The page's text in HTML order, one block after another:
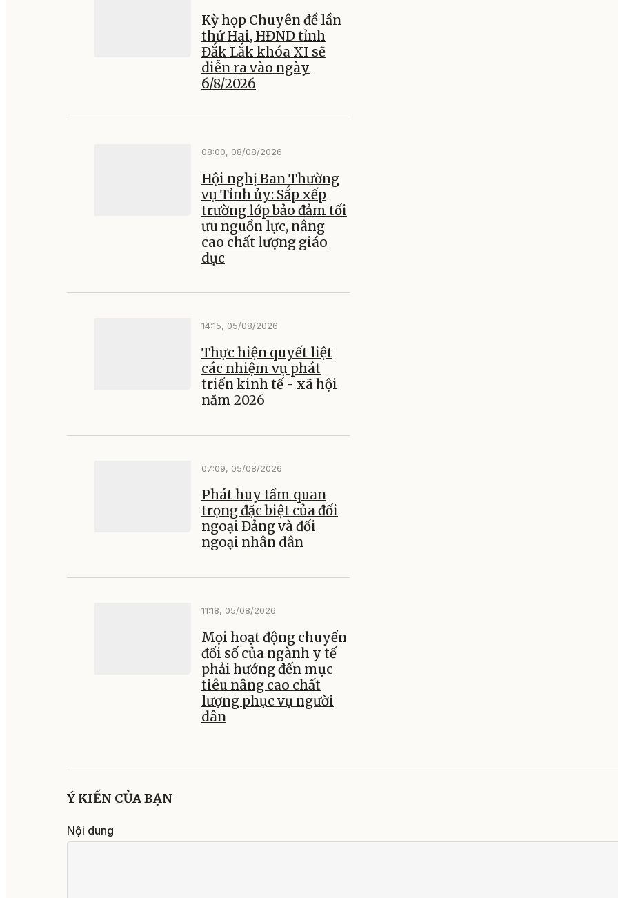
Kỳ họp Chuyên đề lần
thứ Hai, HĐND tỉnh
Đắk Lắk khóa XI sẽ
diễn ra vào ngày
6/8/2026
08:00, 08/08/2026
Hội nghị Ban Thường
vụ Tỉnh ủy: Sắp xếp
trường lớp bảo đảm tối
ưu nguồn lực, nâng
cao chất lượng giáo
dục
14:15, 05/08/2026
Thực hiện quyết liệt
các nhiệm vụ phát
triển kinh tế - xã hội
năm 2026
07:09, 05/08/2026
Phát huy tầm quan
trọng đặc biệt của đối
ngoại Đảng và đối
ngoại nhân dân
11:18, 05/08/2026
Mọi hoạt động chuyển
đổi số của ngành y tế
phải hướng đến mục
tiêu nâng cao chất
lượng phục vụ người
dân
Ý KIẾN CỦA BẠN
Nội dung